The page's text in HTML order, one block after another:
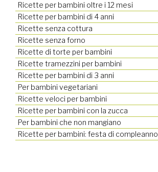
Ricette per bambini oltre i 12 mesi
Ricette per bambini di 4 anni
Ricette senza cottura
Ricette senza forno
Ricette di torte per bambini
Ricette tramezzini per bambini
Ricette per bambini di 3 anni
Per bambini vegetariani
Ricette veloci per bambini
Ricette per bambini con la zucca
Per bambini che non mangiano
Ricette per bambini: festa di compleanno